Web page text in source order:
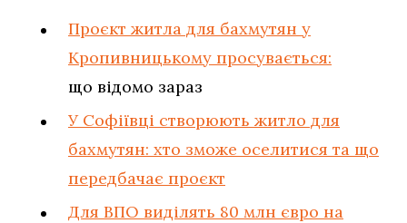
Проєкт житла для бахмутян у
Кропивницькому просувається:
що відомо зараз
У Софіївці створюють житло для
бахмутян: хто зможе оселитися та що
передбачає проєкт
Для ВПО виділять 80 млн євро на